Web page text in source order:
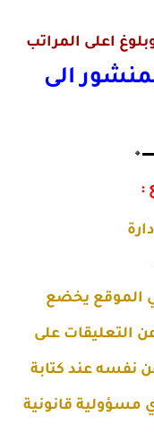
اعلى المراتب
الى
:
الموقع يخضع
التعليقات على
عند كتابة
مسؤولية قانونية